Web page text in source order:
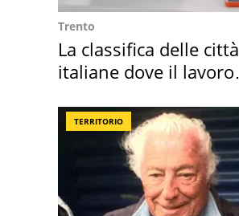
Trento
La classifica delle città
italiane dove il lavoro
TERRITORIO